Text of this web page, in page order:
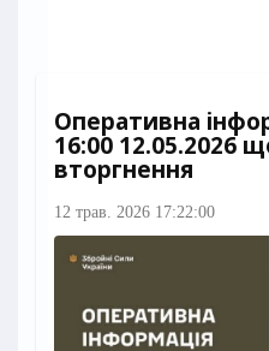
Оперативна
16:00 12.05.2026
вторгнення
12 трав. 2026 17:22:00